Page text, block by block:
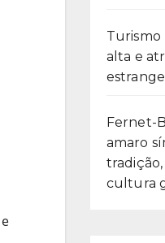
Turismo
alta e
Fernet-
amaro
cultura